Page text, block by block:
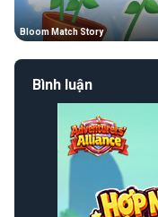
Bloom Match Story
Bình luận